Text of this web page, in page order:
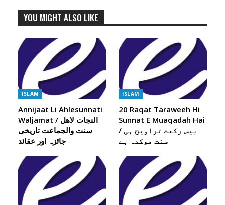
YOU MIGHT ALSO LIKE
ISLAM
Annijaat Li Ahlesunnati
Waljamat / النجات لاھل
سنت والجماعت تاریخی
جائزہ اور عقائد
ISLAM
20 Raqat Taraweeh Hi
Sunnat E Muaqadah Hai
/ بیس رکعت تراویح ہی
سنت موکدہ ہے